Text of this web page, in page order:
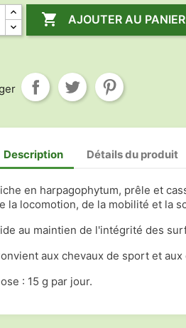
 AJOUTER AU PANIER
Description Détails du produit
en harpagophytum, prêle et
la locomotion, de la mobilité et la
au maintien de l'intégrité des
aux chevaux de sport et aux
: 15 g par jour.